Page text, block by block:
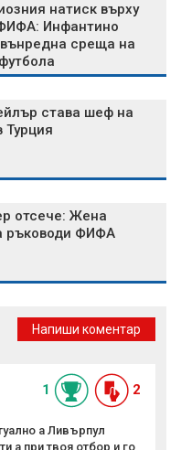
натиск върху
Инфантино
среща на
става шеф на
Турция
отсече: Жена
ръководи ФИФА
Напиши коментар
1 2
а Ливърпул
а при твоя отбор и го